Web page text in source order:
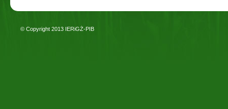
© Copyright 2013 IERiGŻ-PIB